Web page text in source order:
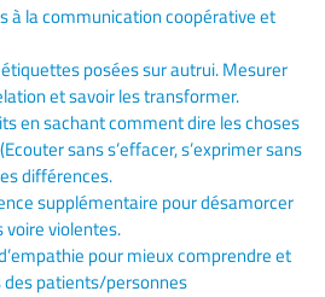
à la communication coopérative et
posées sur autrui. Mesurer
et savoir les transformer.
en sachant comment dire les choses
sans s’effacer, s’exprimer sans
différences.
supplémentaire pour désamorcer
violentes.
pour mieux comprendre et
des patients/personnes